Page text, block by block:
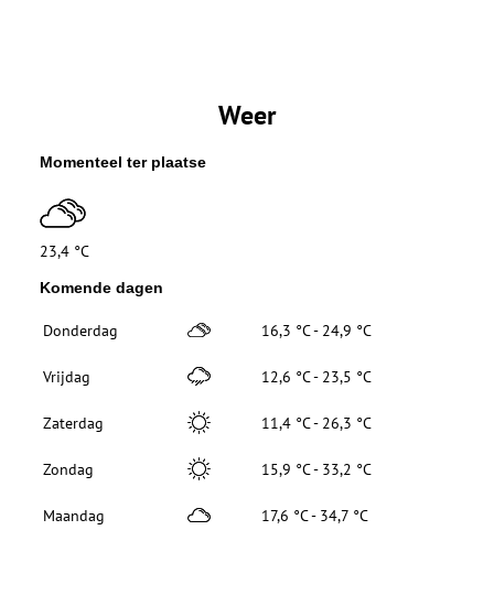
Weer
Momenteel ter plaatse
23,4 °C
Komende dagen
Donderdag 16,3 °C - 24,9 °C
Vrijdag 12,6 °C - 23,5 °C
Zaterdag 11,4 °C - 26,3 °C
Zondag 15,9 °C - 33,2 °C
Maandag 17,6 °C - 34,7 °C